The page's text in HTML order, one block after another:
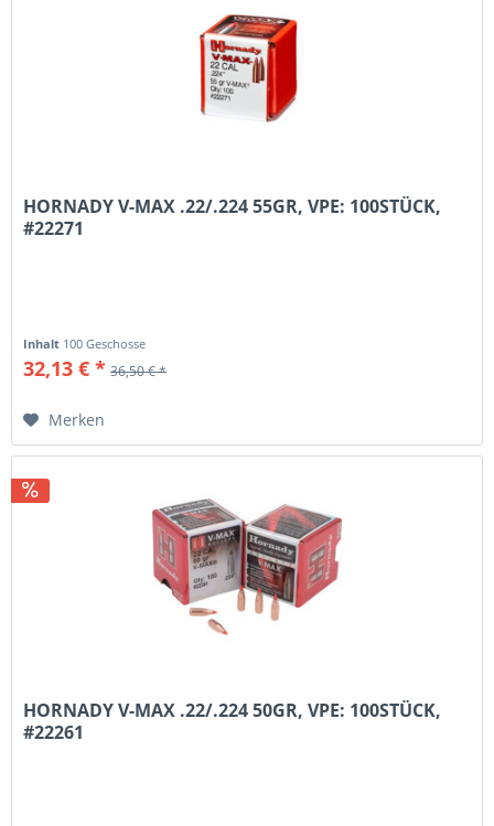
HORNADY V-MAX .22/.224 55GR, VPE: 100STÜCK,
#22271
Inhalt 100 Geschosse
32,13 € * 36,50 € *
Merken
HORNADY V-MAX .22/.224 50GR, VPE: 100STÜCK,
#22261